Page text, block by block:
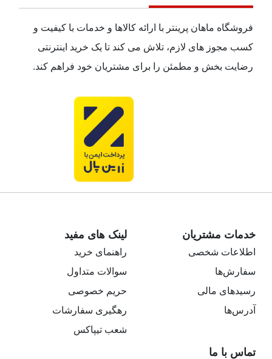
فروشگاه ماهان پرینتر با ارائه کالاها و خدمات با کیفیت و
کسب مجوز های لازم، تلاش می کند تا یک خرید اینترنتی
رضایت بخش و مطمئن را برای مشتریان خود فراهم کند.
خدمات مشتریان
اطلاعات شخصی
سفارش‌ها
رسیدهای مالی
آدرس‌ها
لینک های مفید
راهنمای خرید
سوالات متداول
حریم خصوصی
رهگیری سفارشات
شعب تیپاکس
تماس با ما